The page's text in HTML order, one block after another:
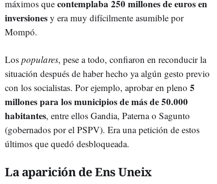
máximos que contemplaba 250 millones de euros en
inversiones y era muy difícilmente asumible por
Mompó.
Los populares, pese a todo, confiaron en reconducir la
situación después de haber hecho ya algún gesto previo
con los socialistas. Por ejemplo, aprobar en pleno 5
millones para los municipios de más de 50.000
habitantes, entre ellos Gandia, Paterna o Sagunto
(gobernados por el PSPV). Era una petición de estos
últimos que quedó desbloqueada.
La aparición de Ens Uneix